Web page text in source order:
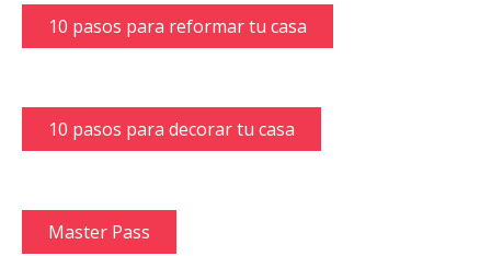
10 pasos para reformar tu casa
10 pasos para decorar tu casa
Master Pass